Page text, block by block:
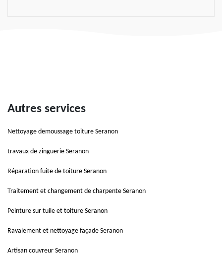
Autres services
Nettoyage demoussage toiture Seranon
travaux de zinguerie Seranon
Réparation fuite de toiture Seranon
Traitement et changement de charpente Seranon
Peinture sur tuile et toiture Seranon
Ravalement et nettoyage façade Seranon
Artisan couvreur Seranon